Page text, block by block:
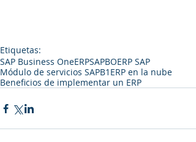
Etiquetas:
SAP Business OneERPSAPBOERP SAP
Módulo de servicios SAPB1 ERP en la nube
Beneficios de implementar un ERP